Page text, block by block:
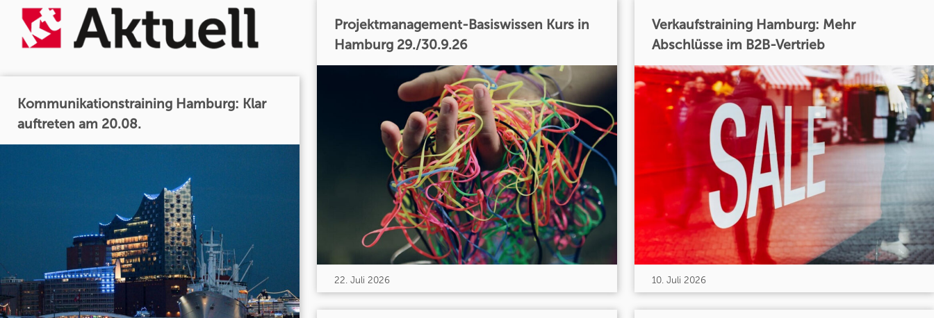
Kommunikationstraining Hamburg: Klar
auftreten am 20.08.
Projektmanagement-Basiswissen Kurs in
Hamburg 29./30.9.26
22. Juli 2026
Verkaufstraining Hamburg: Mehr
Abschlüsse im B2B-Vertrieb
10. Juli 2026